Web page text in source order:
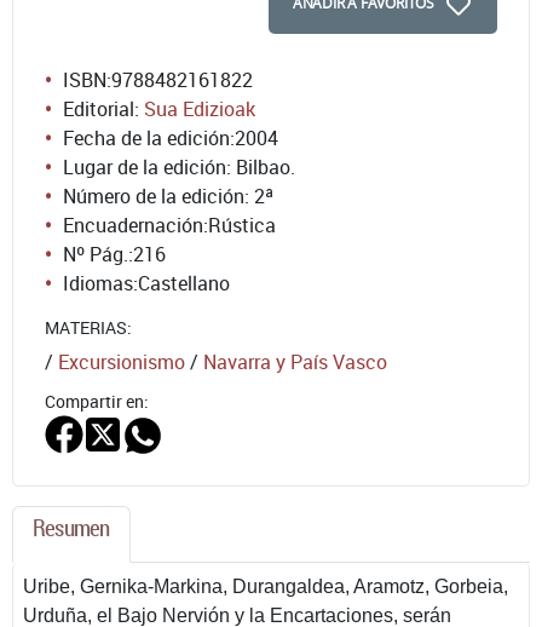
ISBN:9788482161822
Editorial: Sua Edizioak
Fecha de la edición:2004
Lugar de la edición: Bilbao.
Número de la edición: 2ª
Encuadernación:Rústica
Nº Pág.:216
Idiomas:Castellano
MATERIAS:
/ Excursionismo/ Navarra y País Vasco
Compartir en:
Resumen
Uribe, Gernika-Markina, Durangaldea, Aramotz, Gorbeia,
Urduña, el Bajo Nervión y la Encartaciones, serán